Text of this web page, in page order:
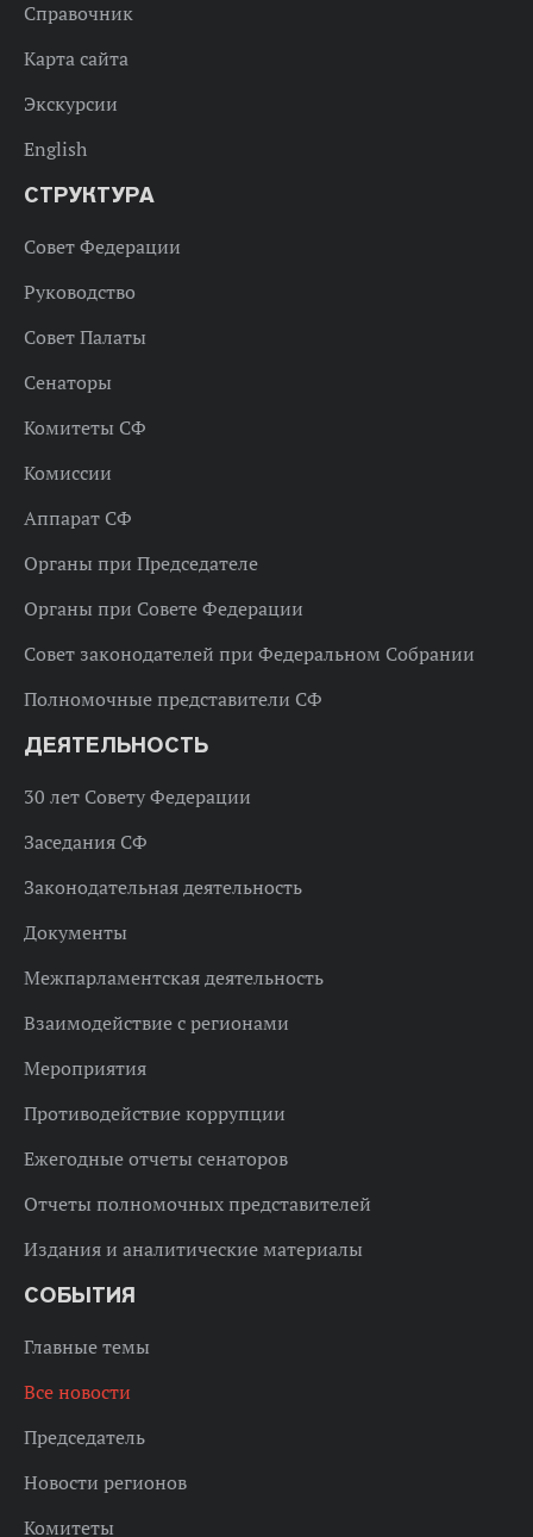
Справочник
Карта сайта
Экскурсии
English
СТРУКТУРА
Совет Федерации
Руководство
Совет Палаты
Сенаторы
Комитеты СФ
Комиссии
Аппарат СФ
Органы при Председателе
Органы при Совете Федерации
Совет законодателей при Федеральном Собрании
Полномочные представители СФ
ДЕЯТЕЛЬНОСТЬ
30 лет Совету Федерации
Заседания СФ
Законодательная деятельность
Документы
Межпарламентская деятельность
Взаимодействие с регионами
Мероприятия
Противодействие коррупции
Ежегодные отчеты сенаторов
Отчеты полномочных представителей
Издания и аналитические материалы
СОБЫТИЯ
Главные темы
Все новости
Председатель
Новости регионов
Комитеты